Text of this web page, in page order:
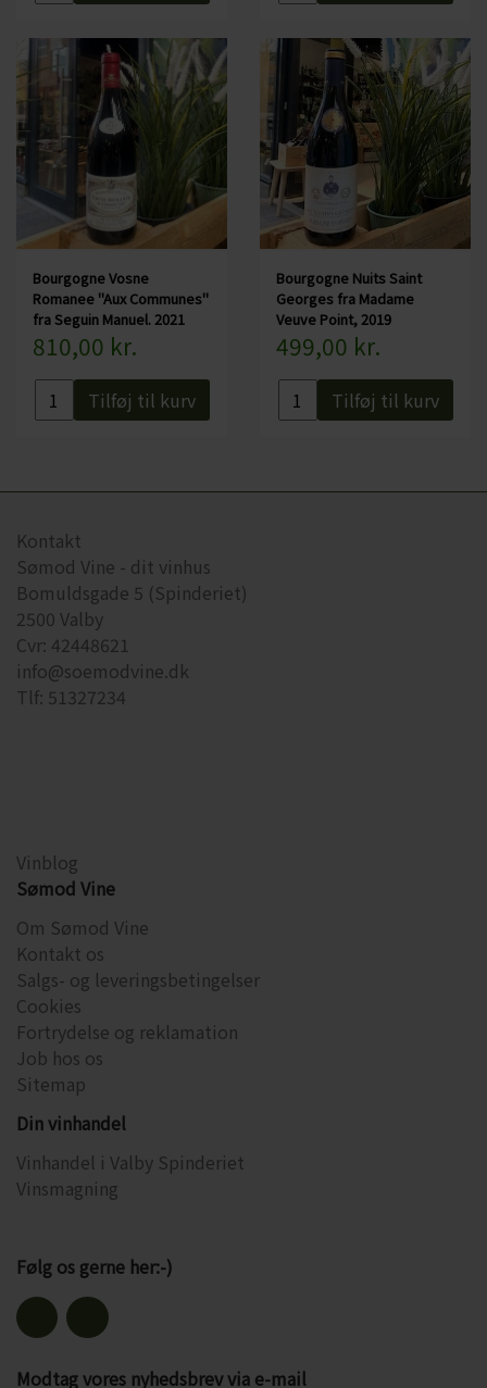
Bourgogne Vosne
Romanee "Aux Communes"
fra Seguin Manuel. 2021
810,00 kr.
Tilføj til kurv
Bourgogne Nuits Saint
Georges fra Madame
Veuve Point, 2019
499,00 kr.
Tilføj til kurv
Kontakt
Sømod Vine - dit vinhus
Bomuldsgade 5 (Spinderiet)
2500 Valby
Cvr: 42448621
info@soemodvine.dk
Tlf: 51327234
Vinblog
Sømod Vine
Om Sømod Vine
Kontakt os
Salgs- og leveringsbetingelser
Cookies
Fortrydelse og reklamation
Job hos os
Sitemap
Din vinhandel
Vinhandel i Valby Spinderiet
Vinsmagning
Følg os gerne her:-)
Modtag vores nyhedsbrev via e-mail